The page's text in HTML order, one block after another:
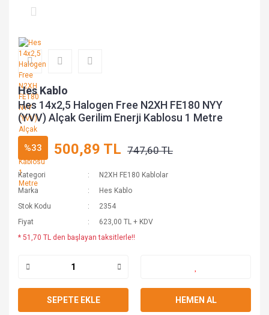
Hes Kablo
Hes 14x2,5 Halogen Free N2XH FE180 NYY
(YVV) Alçak Gerilim Enerji Kablosu 1 Metre
%33 500,89 TL 747,60 TL
Kategori
N2XH FE180 Kablolar
Marka
Hes Kablo
Stok Kodu
2354
Fiyat
623,00 TL + KDV
* 51,70 TL den başlayan taksitlerle!!
SEPETE EKLE HEMEN AL